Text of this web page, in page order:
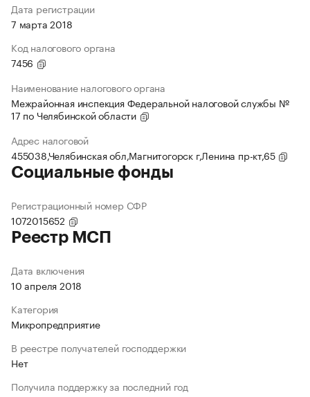
Дата регистрации
7 марта 2018
Код налогового органа
7456
Наименование налогового органа
Межрайонная инспекция Федеральной налоговой службы №
17 по Челябинской области
Адрес налоговой
455038,Челябинская обл,Магнитогорск г,Ленина пр-кт,65
Социальные фонды
Регистрационный номер СФР
1072015652
Реестр МСП
Дата включения
10 апреля 2018
Категория
Микропредприятие
В реестре получателей господдержки
Нет
Получила поддержку за последний год